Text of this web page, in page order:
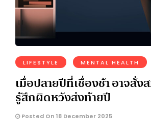
LIFESTYLE MENTAL HEALTH
เมื่อปลายปีที่เชื่องช้า อาจสั่ง
รู้สึกผิดหวังส่งท้ายปี
Posted On 18 December 2025